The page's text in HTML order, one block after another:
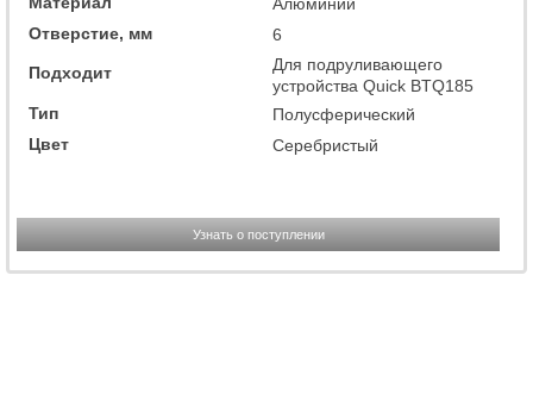
Отверстие, мм
6
Подходит
Для подруливающего
устройства Quick BTQ185
Тип
Полусферический
Цвет
Серебристый
Узнать о поступлении